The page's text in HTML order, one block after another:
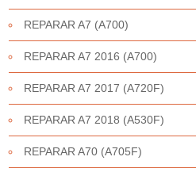
REPARAR A7 (A700)
REPARAR A7 2016 (A700)
REPARAR A7 2017 (A720F)
REPARAR A7 2018 (A530F)
REPARAR A70 (A705F)